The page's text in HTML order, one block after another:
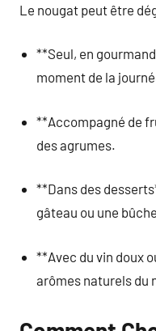
Le nougat peut être
**Seul, en
moment de la
**Accompagné de
des agrumes.
**Dans des
gâteau ou une
**Avec du vin doux
arômes naturels du